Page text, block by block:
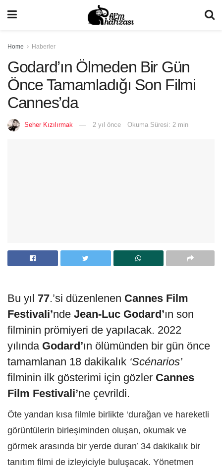
Home Haberler
Godard’ın Ölmeden Bir Gün
Önce Tamamladığı Son Filmi
Cannes’da
Seher Kızılırmak 2 yıl önce Okuma Süresi: 2 min
Bu yıl 77.’si düzenlenen Cannes Film
Festivali’nde Jean-Luc Godard’ın son
filminin prömiyeri de yapılacak. 2022
yılında Godard’ın ölümünden bir gün önce
tamamlanan 18 dakikalık ‘Scénarios’
filminin ilk gösterimi için gözler Cannes
Film Festivali’ne çevrildi.
Öte yandan kısa filmle birlikte ‘durağan ve hareketli
görüntülerin birleşiminden oluşan, okumak ve
görmek arasında bir yerde duran’ 34 dakikalık bir
tanıtım filmi de izleyiciyle buluşacak. Yönetmen